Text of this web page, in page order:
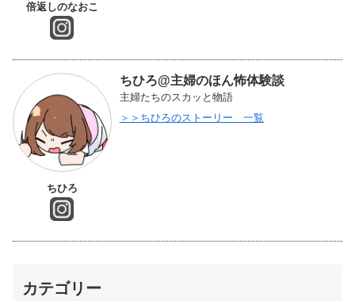
倍返しのなおこ
ちひろ
ちひろ@主婦のほん怖体験談
主婦たちのスカッと物語
＞＞ちひろのストーリー 一覧
カテゴリー